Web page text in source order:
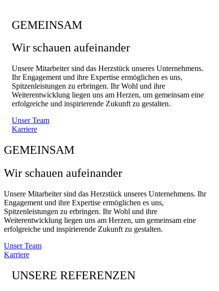
GEMEINSAM
Wir schauen aufeinander
Unsere Mitarbeiter sind das Herzstück unseres Unternehmens.
Ihr Engagement und ihre Expertise ermöglichen es uns,
Spitzenleistungen zu erbringen. Ihr Wohl und ihre
Weiterentwicklung liegen uns am Herzen, um gemeinsam eine
erfolgreiche und inspirierende Zukunft zu gestalten.
Unser Team
Karriere
GEMEINSAM
Wir schauen aufeinander
Unsere Mitarbeiter sind das Herzstück unseres Unternehmens. Ihr
Engagement und ihre Expertise ermöglichen es uns,
Spitzenleistungen zu erbringen. Ihr Wohl und ihre
Weiterentwicklung liegen uns am Herzen, um gemeinsam eine
erfolgreiche und inspirierende Zukunft zu gestalten.
Unser Team
Karriere
UNSERE REFERENZEN